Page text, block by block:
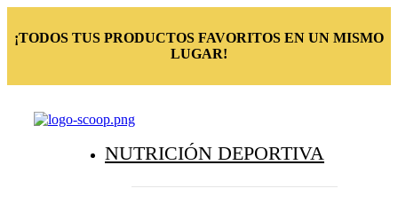
¡TODOS TUS PRODUCTOS FAVORITOS EN UN MISMO
LUGAR!
NUTRICIÓN DEPORTIVA